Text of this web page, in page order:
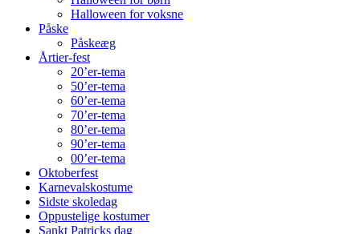
Halloween for voksne
Påske
Påskeæg
Årtier-fest
20’er-tema
50’er-tema
60’er-tema
70’er-tema
80’er-tema
90’er-tema
00’er-tema
Oktoberfest
Karnevalskostume
Sidste skoledag
Oppustelige kostumer
Sankt Patricks dag